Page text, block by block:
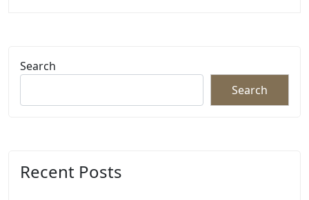
Search
Search
Recent Posts